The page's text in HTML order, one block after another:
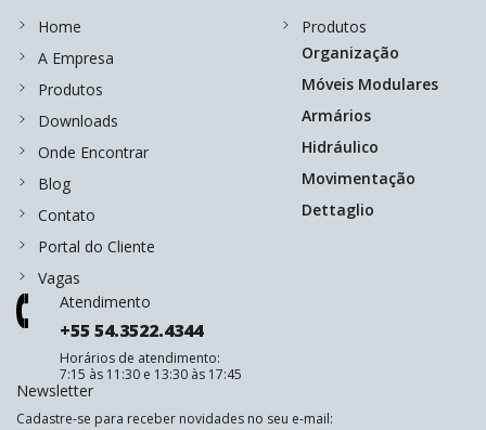
Home
A Empresa
Produtos
Downloads
Onde Encontrar
Blog
Contato
Portal do Cliente
Vagas
Produtos
Organização
Móveis Modulares
Armários
Hidráulico
Movimentação
Dettaglio
Atendimento
+55 54.3522.4344
Horários de atendimento:
7:15 às 11:30 e 13:30 às 17:45
Newsletter
Cadastre-se para receber novidades no seu e-mail: